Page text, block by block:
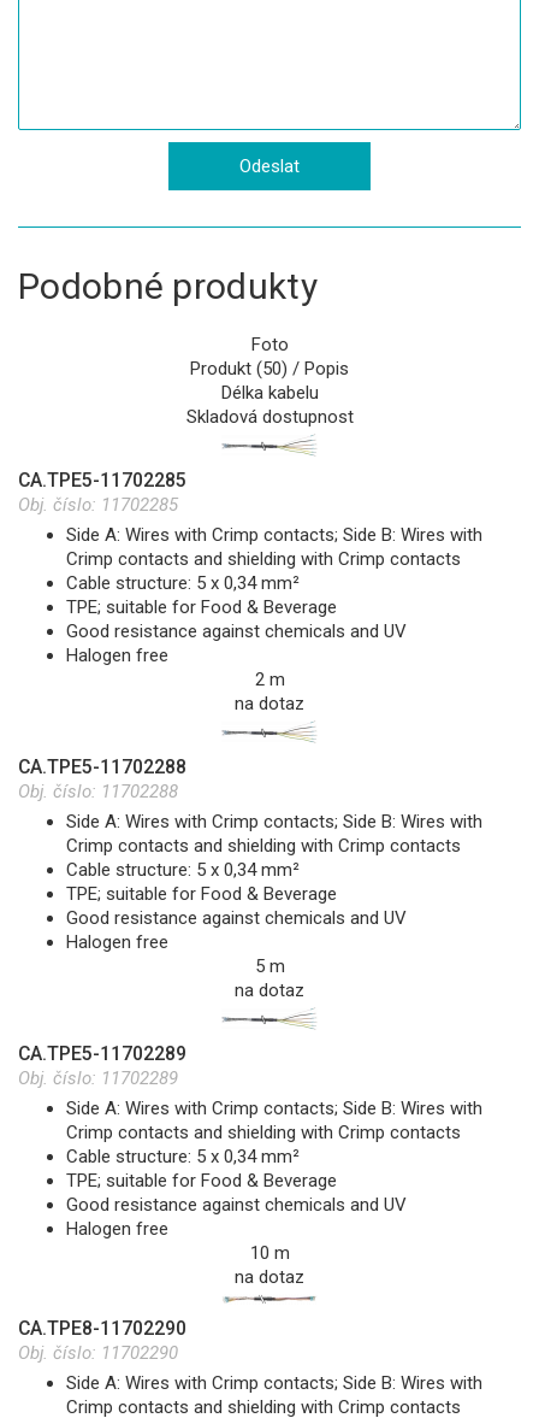
Podobné produkty
Foto
Produkt (50) / Popis
Délka kabelu
Skladová dostupnost
CA.TPE5-11702285
Obj. číslo: 11702285
Side A: Wires with Crimp contacts; Side B: Wires with
Crimp contacts and shielding with Crimp contacts
Cable structure: 5 x 0,34 mm²
TPE; suitable for Food & Beverage
Good resistance against chemicals and UV
Halogen free
2 m
na dotaz
CA.TPE5-11702288
Obj. číslo: 11702288
Side A: Wires with Crimp contacts; Side B: Wires with
Crimp contacts and shielding with Crimp contacts
Cable structure: 5 x 0,34 mm²
TPE; suitable for Food & Beverage
Good resistance against chemicals and UV
Halogen free
5 m
na dotaz
CA.TPE5-11702289
Obj. číslo: 11702289
Side A: Wires with Crimp contacts; Side B: Wires with
Crimp contacts and shielding with Crimp contacts
Cable structure: 5 x 0,34 mm²
TPE; suitable for Food & Beverage
Good resistance against chemicals and UV
Halogen free
10 m
na dotaz
CA.TPE8-11702290
Obj. číslo: 11702290
Side A: Wires with Crimp contacts; Side B: Wires with
Crimp contacts and shielding with Crimp contacts